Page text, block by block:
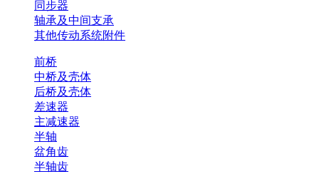
同步器
轴承及中间支承
其他传动系统附件
前桥
中桥及壳体
后桥及壳体
差速器
主减速器
半轴
盆角齿
半轴齿